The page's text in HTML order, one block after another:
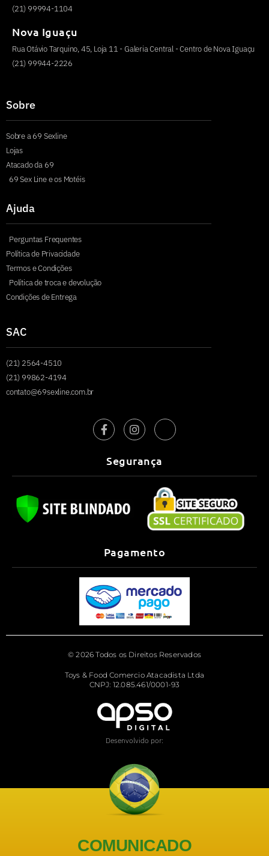
(21) 99994-1104
Nova Iguaçu
Rua Otávio Tarquino, 45, Loja 11 - Galeria Central - Centro de Nova Iguaçu
(21) 99944-2226
Sobre
Sobre a 69 Sexline
Lojas
Atacado da 69
69 Sex Line e os Motéis
Ajuda
Perguntas Frequentes
Política de Privacidade
Termos e Condições
Política de troca e devolução
Condições de Entrega
SAC
(21) 2564-4510
(21) 99862-4194
contato@69sexline.com.br
Segurança
Pagamento
© 2026 Todos os Direitos Reservados
Toys & Food Comercio Atacadista Ltda
CNPJ: 12.085.461/0001-93
Desenvolvido por:
COMUNICADO